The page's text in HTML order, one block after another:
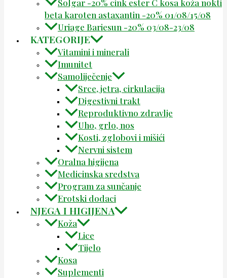
Solgar -20% cink ester C kosa koža nokti
beta karoten astaxantin -20% 01/08/15/08
Uriage Bariesun -20% 03/08-23/08
KATEGORIJE
Vitamini i minerali
Imunitet
Samoliječenje
Srce, jetra, cirkulacija
Digestivni trakt
Reproduktivno zdravlje
Uho, grlo, nos
Kosti, zglobovi i mišići
Nervni sistem
Oralna higijena
Medicinska sredstva
Program za sunčanje
Erotski dodaci
NJEGA I HIGIJENA
Koža
Lice
Tijelo
Kosa
Suplementi